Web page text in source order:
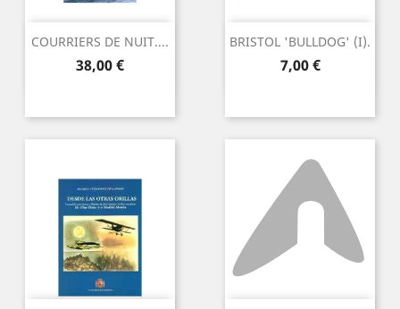
COURRIERS DE NUIT....
Preu
38,00 €
BRISTOL 'BULLDOG' (I).
Preu
7,00 €